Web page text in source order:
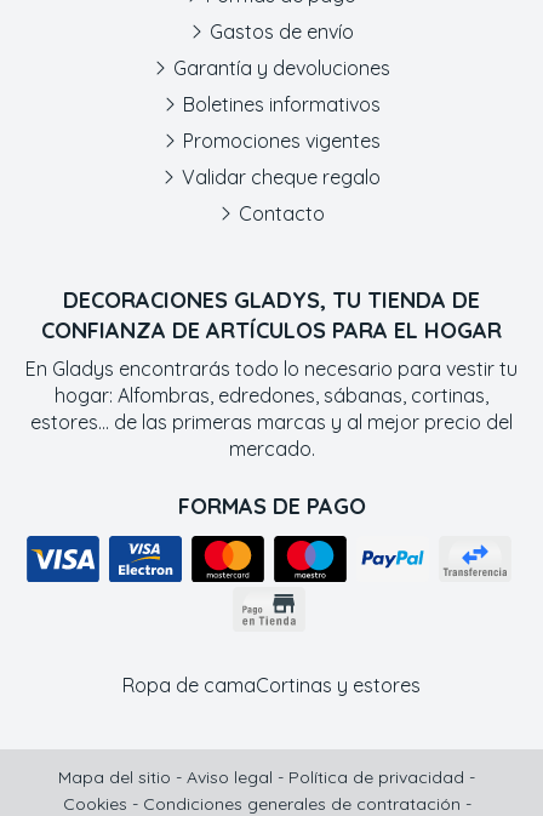
DECORACIONES GLADYS, TU TIENDA DE
CONFIANZA DE ARTÍCULOS PARA EL HOGAR
En Gladys encontrarás todo lo necesario para vestir tu
hogar: Alfombras, edredones, sábanas, cortinas,
estores... de las primeras marcas y al mejor precio del
mercado.
FORMAS DE PAGO
Gastos de envío
Garantía y devoluciones
Boletines informativos
Promociones vigentes
Validar cheque regalo
Contacto
Ropa de camaCortinas y estores
Mapa del sitio - Aviso legal - Política de privacidad -
Cookies - Condiciones generales de contratación -